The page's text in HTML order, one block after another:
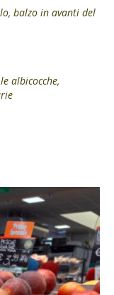
balzo in avanti del
albicocche,